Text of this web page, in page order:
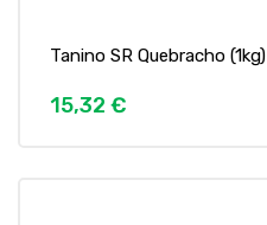
Tanino SR Quebracho (1kg)
15,32 €